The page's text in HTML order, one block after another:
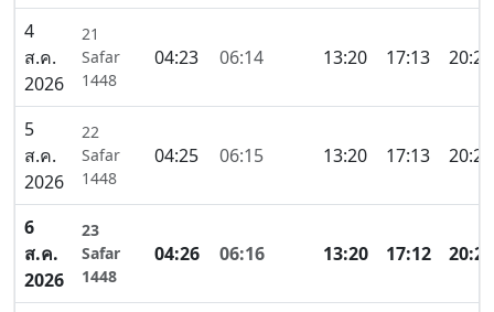
4
ส.ค.
2026
21
Safar
1448
04:23 06:14 13:20 17:13 20:26
5
ส.ค.
2026
22
Safar
1448
04:25 06:15 13:20 17:13 20:25
6
ส.ค.
2026
23
Safar
1448
04:26 06:16 13:20 17:12 20:23